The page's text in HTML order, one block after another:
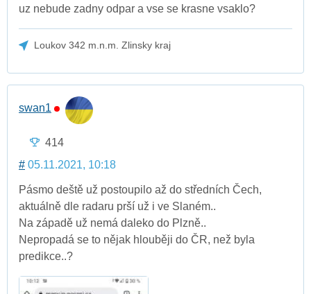
uz nebude zadny odpar a vse se krasne vsaklo?
Loukov 342 m.n.m. Zlinsky kraj
swan1
414
# 05.11.2021, 10:18
Pásmo deště už postoupilo až do středních Čech,
aktuálně dle radaru prší už i ve Slaném..
Na západě už nemá daleko do Plzně..
Nepropadá se to nějak hlouběji do ČR, než byla
predikce..?